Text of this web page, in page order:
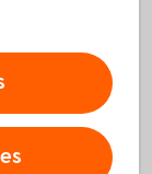
som
value